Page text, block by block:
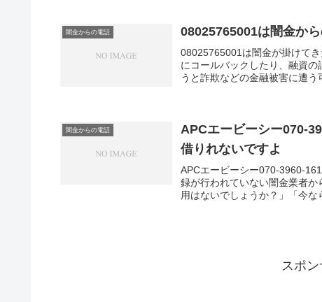
闇金からの電話 08025765001は闇金か
08025765001は闇金が掛けて
にコールバックしたり、融資
うと詐欺などの金融被害に遭う
闇金からの電話
APCエービーシー070-
借りれないですよ
APCエービーシー070-3960-
録が行われていない闇金業者
用はないでしょうか？」「今
スポ